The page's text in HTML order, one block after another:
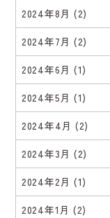
2024年8月 (2)
2024年7月 (2)
2024年6月 (1)
2024年5月 (1)
2024年4月 (2)
2024年3月 (2)
2024年2月 (1)
2024年1月 (2)